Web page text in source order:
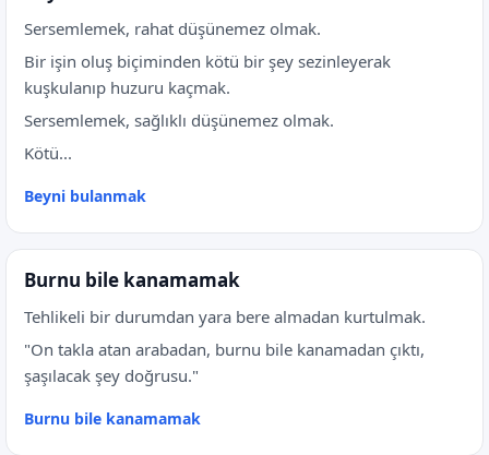
Sersemlemek, rahat düşünemez olmak.
Bir işin oluş biçiminden kötü bir şey sezinleyerak
kuşkulanıp huzuru kaçmak.
Sersemlemek, sağlıklı düşünemez olmak.
Kötü...
Beyni bulanmak
Burnu bile kanamamak
Tehlikeli bir durumdan yara bere almadan kurtulmak.
"On takla atan arabadan, burnu bile kanamadan çıktı,
şaşılacak şey doğrusu."
Burnu bile kanamamak